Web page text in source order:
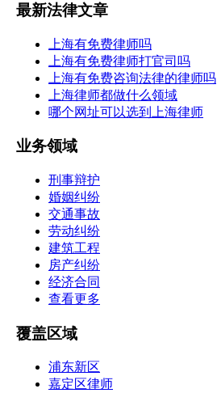
最新法律文章
上海有免费律师吗
上海有免费律师打官司吗
上海有免费咨询法律的律师吗
上海律师都做什么领域
哪个网址可以选到上海律师
业务领域
刑事辩护
婚姻纠纷
交通事故
劳动纠纷
建筑工程
房产纠纷
经济合同
查看更多
覆盖区域
浦东新区
嘉定区律师